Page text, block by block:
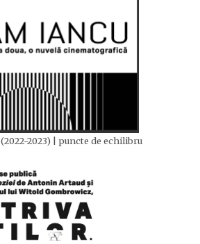
2023) | puncte de echilibru